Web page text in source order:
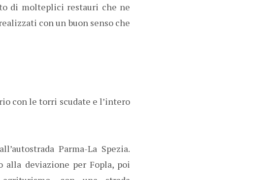
di molteplici restauri che ne
con un buon senso che
con le torri scudate e l’intero
Parma-La Spezia.
alla deviazione per Fopla, poi